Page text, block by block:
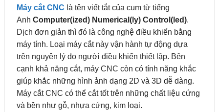
Máy cắt CNC là tên viết tắt của cụm từ tiếng
Anh Computer(ized) Numerical(ly) Control(led).
Dịch đơn giản thì đó là công nghệ điều khiển bằng
máy tính. Loại máy cắt này vận hành tự động dựa
trên nguyên lý do người điều khiển thiết lập. Bên
cạnh khả năng cắt, máy CNC còn có tính năng khắc
giúp khắc những hình ảnh dạng 2D và 3D dễ dàng.
Máy cắt CNC có thể cắt tốt trên những chất liệu cứng
và bền như gỗ, nhựa cứng, kim loại.